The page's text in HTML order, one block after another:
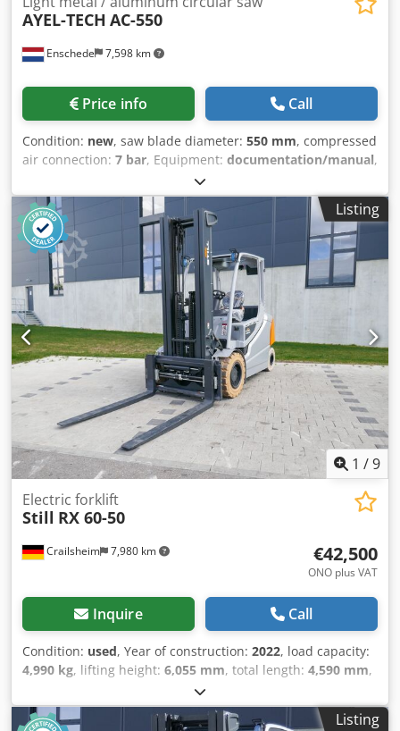
Enschede 7,598 km
AYEL-TECH AC-550
Price info Call
Condition: new, saw blade diameter: 550 mm, compressed
air connection: 7 bar, Equipment: documentation/manual,
- Saw blade 550 mm - Double miter cut - 4 pneumatic
clamps - Hydrocheck system - Mist lubrication system - 1
roller conveyor 300 cm - 1 roller conveyor 300 cm with
length stop - Air blow gun Djdpfx Aerh Dkyelgekr -
Protective cover - Documentation - 400V
Listing
1 /9
Crailsheim 7,980 km
Electric forklift
Still RX 60-50
€42,500
ONO plus VAT
Inquire Call
Condition: used, Year of construction: 2022, load capacity:
4,990 kg, lifting height: 6,055 mm, total length: 4,590 mm,
- Bedienung Sitzgerät - Lastabstand mm 525 mm - Achslast
mit Last vorn/hinten kg 11475/1283 - Achslast ohne Last
vorn/hinten kg 3814/3954 - Bereifung Superelastik -
Listing